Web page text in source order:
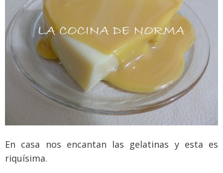
En casa nos encantan las gelatinas y esta es
riquísima.